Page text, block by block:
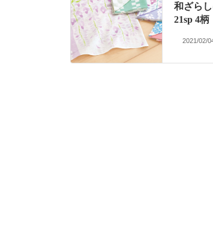
和ざら
21sp 4柄
2021/02/